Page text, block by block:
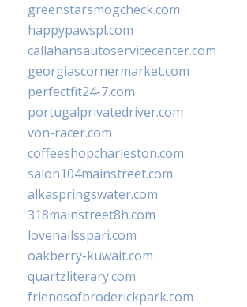
greenstarsmogcheck.com
happypawspl.com
callahansautoservicecenter.com
georgiascornermarket.com
perfectfit24-7.com
portugalprivatedriver.com
von-racer.com
coffeeshopcharleston.com
salon104mainstreet.com
alkaspringswater.com
318mainstreet8h.com
lovenailsspari.com
oakberry-kuwait.com
quartzliterary.com
friendsofbroderickpark.com